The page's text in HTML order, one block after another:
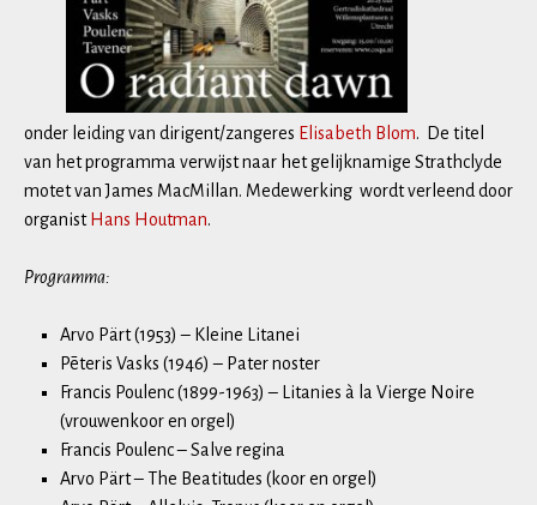
onder leiding van dirigent/zangeres Elisabeth Blom. De titel
van het programma verwijst naar het gelijknamige Strathclyde
motet van James MacMillan. Medewerking wordt verleend door
organist Hans Houtman.
Programma:
Arvo Pärt (1953) – Kleine Litanei
Pēteris Vasks (1946) – Pater noster
Francis Poulenc (1899-1963) – Litanies à la Vierge Noire
(vrouwenkoor en orgel)
Francis Poulenc – Salve regina
Arvo Pärt – The Beatitudes (koor en orgel)